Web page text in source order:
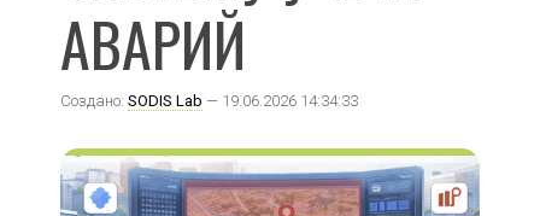
АВАРИЙ
Создано: SODIS Lab — 19.06.2026 14:34:33